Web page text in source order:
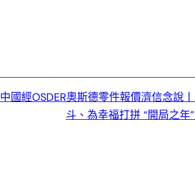
中國經OSDER奧斯德零件報價濟信念說
斗、為幸福打拼 “開局之年